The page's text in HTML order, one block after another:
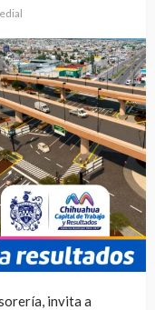
invita a